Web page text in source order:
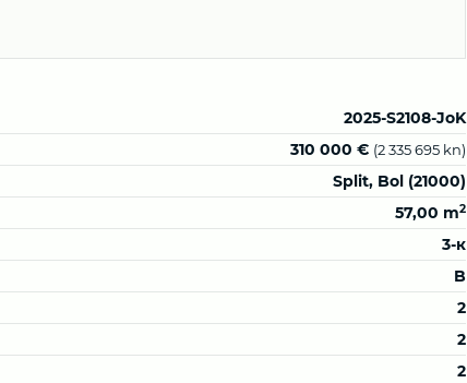
2025-S2108-JoK
310 000 € (2 335 695 kn)
Split, Bol (21000)
57,00 m2
3-к
B
2
2
2